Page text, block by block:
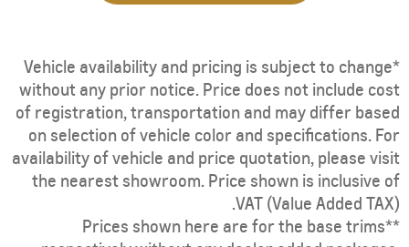
*Vehicle availability and pricing is subject to change
without any prior notice. Price does not include cost
of registration, transportation and may differ based
on selection of vehicle color and specifications. For
availability of vehicle and price quotation, please visit
the nearest showroom. Price shown is inclusive of
VAT (Value Added TAX).
**Prices shown here are for the base trims